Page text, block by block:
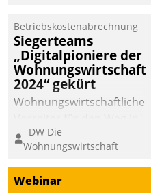
Betriebskostenabrechnung
Siegerteams
„Digitalpioniere der
Wohnungswirtschaft
2024“ gekürt
Wohnungswirtschaftliche
eine digitale Zukunft zu
finden, ist das Ziel des
Awards „Digitalpioniere
der
DW Die
Wohnungswirtschaft
Webinar